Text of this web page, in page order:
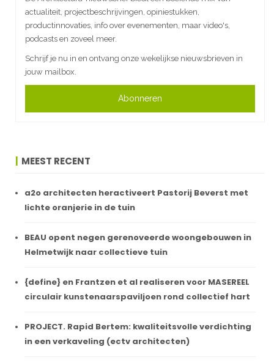
actualiteit, projectbeschrijvingen, opiniestukken,
productinnovaties, info over evenementen, maar video's,
podcasts en zoveel meer.
Schrijf je nu in en ontvang onze wekelijkse nieuwsbrieven in
jouw mailbox.
Abonneren
MEEST RECENT
a2o architecten heractiveert Pastorij Beverst met
lichte oranjerie in de tuin
BEAU opent negen gerenoveerde woongebouwen in
Helmetwijk naar collectieve tuin
{define} en Frantzen et al realiseren voor MASEREEL
circulair kunstenaarspaviljoen rond collectief hart
PROJECT. Rapid Bertem: kwaliteitsvolle verdichting
in een verkaveling (ectv architecten)